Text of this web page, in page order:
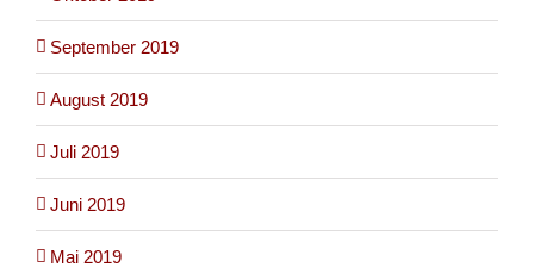
September 2019
August 2019
Juli 2019
Juni 2019
Mai 2019